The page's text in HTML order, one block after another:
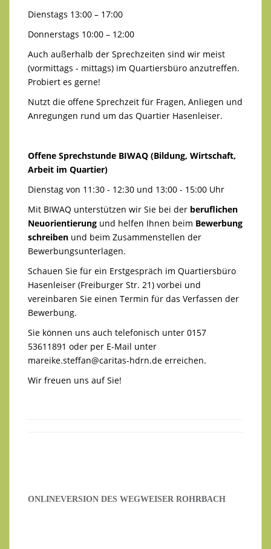
Dienstags 13:00 – 17:00
Donnerstags 10:00 – 12:00
Auch außerhalb der Sprechzeiten sind wir meist
(vormittags - mittags) im Quartiersbüro anzutreffen.
Probiert es gerne!
Nutzt die offene Sprechzeit für Fragen, Anliegen und
Anregungen rund um das Quartier Hasenleiser.
Offene Sprechstunde BIWAQ (Bildung, Wirtschaft,
Arbeit im Quartier)
Dienstag von 11:30 - 12:30 und 13:00 - 15:00 Uhr
Mit BIWAQ unterstützen wir Sie bei der beruflichen
Neuorientierung und helfen Ihnen beim Bewerbung
schreiben und beim Zusammenstellen der
Bewerbungsunterlagen.
Schauen Sie für ein Erstgespräch im Quartiersbüro
Hasenleiser (Freiburger Str. 21) vorbei und
vereinbaren Sie einen Termin für das Verfassen der
Bewerbung.
Sie können uns auch telefonisch unter 0157
53611891 oder per E-Mail unter
mareike.steffan@caritas-hdrn.de erreichen.
Wir freuen uns auf Sie!
ONLINEVERSION DES WEGWEISER ROHRBACH